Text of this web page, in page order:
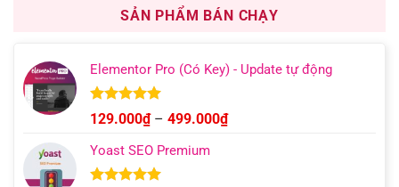
1.000.000₫.
là:
499.000₫.
SẢN PHẨM BÁN CHẠY
Elementor Pro (Có Key) - Update tự động
Được xếp
hạng 4.93
5 sao
129.000₫ – 499.000₫Khoảng
Yoast SEO Premium